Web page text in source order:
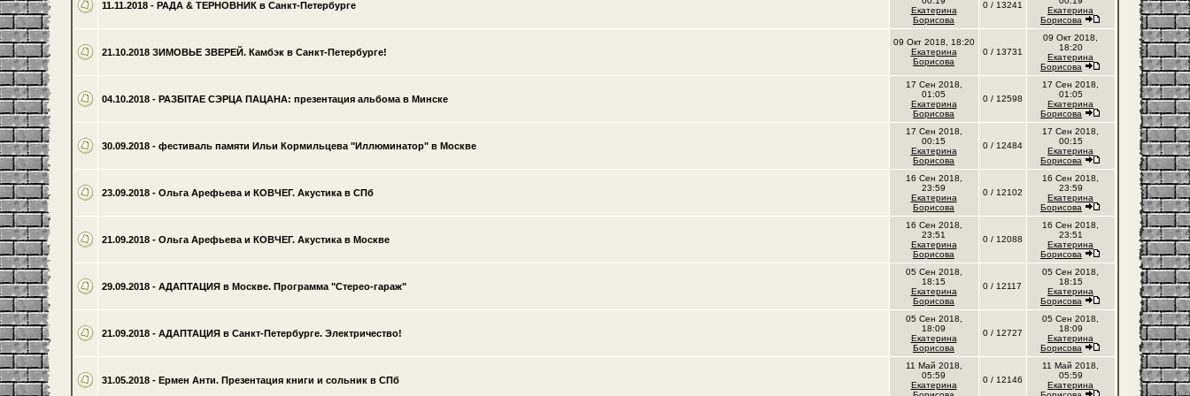
11.11.2018 - РАДА & ТЕРНОВНИК в Санкт-Петербурге
Екатерина
Борисова
0 / 13241
Екатерина
Борисова
21.10.2018 ЗИМОВЬЕ ЗВЕРЕЙ. Камбэк в Санкт-Петербурге!
09 Окт 2018, 18:20
Екатерина
Борисова
0 / 13731
09 Окт 2018,
18:20
Екатерина
Борисова
04.10.2018 - РАЗБІТАЕ СЭРЦА ПАЦАНА: презентация альбома в Минске
17 Сен 2018,
01:05
Екатерина
Борисова
0 / 12598
17 Сен 2018,
01:05
Екатерина
Борисова
30.09.2018 - фестиваль памяти Ильи Кормильцева "Иллюминатор" в Москве
17 Сен 2018,
00:15
Екатерина
Борисова
0 / 12484
17 Сен 2018,
00:15
Екатерина
Борисова
23.09.2018 - Ольга Арефьева и КОВЧЕГ. Акустика в СПб
16 Сен 2018,
23:59
Екатерина
Борисова
0 / 12102
16 Сен 2018,
23:59
Екатерина
Борисова
21.09.2018 - Ольга Арефьева и КОВЧЕГ. Акустика в Москве
16 Сен 2018,
23:51
Екатерина
Борисова
0 / 12088
16 Сен 2018,
23:51
Екатерина
Борисова
29.09.2018 - АДАПТАЦИЯ в Москве. Программа "Стерео-гараж"
05 Сен 2018,
18:15
Екатерина
Борисова
0 / 12117
05 Сен 2018,
18:15
Екатерина
Борисова
21.09.2018 - АДАПТАЦИЯ в Санкт-Петербурге. Электричество!
05 Сен 2018,
18:09
Екатерина
Борисова
0 / 12727
05 Сен 2018,
18:09
Екатерина
Борисова
31.05.2018 - Ермен Анти. Презентация книги и сольник в СПб
11 Май 2018,
05:59
Екатерина
0 / 12146
11 Май 2018,
05:59
Екатерина